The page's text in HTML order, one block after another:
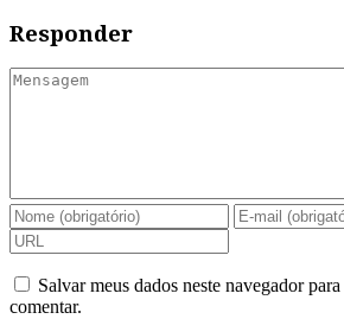
Responder
Salvar meus dados neste navegador
comentar.